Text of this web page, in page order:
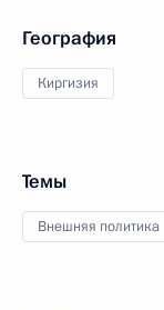
География
Киргизия
Темы
Внешняя политика